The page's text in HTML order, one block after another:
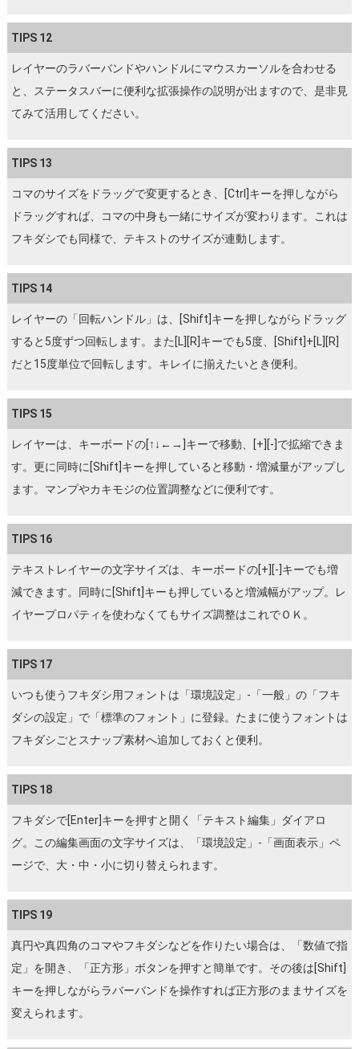
TIPS 12
レイヤーのラバーバンドやハンドルにマウスカーソルを合わせる
と、ステータスバーに便利な拡張操作の説明が出ますので、是非見
てみて活用してください。
TIPS 13
コマのサイズをドラッグで変更するとき、[Ctrl]キーを押しながら
ドラッグすれば、コマの中身も一緒にサイズが変わります。これは
フキダシでも同様で、テキストのサイズが連動します。
TIPS 14
レイヤーの「回転ハンドル」は、[Shift]キーを押しながらドラッグ
すると5度ずつ回転します。また[L][R]キーでも5度、[Shift]+[L][R]
だと15度単位で回転します。キレイに揃えたいとき便利。
TIPS 15
レイヤーは、キーボードの[↑↓←→]キーで移動、[+][-]で拡縮できま
す。更に同時に[Shift]キーを押していると移動・増減量がアップし
ます。マンプやカキモジの位置調整などに便利です。
TIPS 16
テキストレイヤーの文字サイズは、キーボードの[+][-]キーでも増
減できます。同時に[Shift]キーも押していると増減幅がアップ。レ
イヤープロパティを使わなくてもサイズ調整はこれでＯＫ。
TIPS 17
いつも使うフキダシ用フォントは「環境設定」-「一般」の「フキ
ダシの設定」で「標準のフォント」に登録。たまに使うフォントは
フキダシごとスナップ素材へ追加しておくと便利。
TIPS 18
フキダシで[Enter]キーを押すと開く「テキスト編集」ダイアロ
グ。この編集画面の文字サイズは、「環境設定」-「画面表示」ペ
ージで、大・中・小に切り替えられます。
TIPS 19
真円や真四角のコマやフキダシなどを作りたい場合は、「数値で指
定」を開き、「正方形」ボタンを押すと簡単です。その後は[Shift]
キーを押しながらラバーバンドを操作すれば正方形のままサイズを
変えられます。